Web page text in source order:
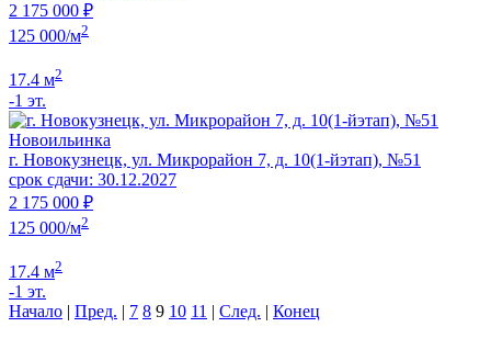
2 175 000 ₽
125 000/м2
17.4 м2
-1 эт.
Новоильинка
г. Новокузнецк, ул. Микрорайон 7, д. 10(1-йэтап), №51
срок сдачи: 30.12.2027
2 175 000 ₽
125 000/м2
17.4 м2
-1 эт.
Начало | Пред. | 7 8 9 10 11 | След. | Конец